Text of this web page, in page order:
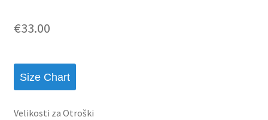
€33.00
Size Chart
Velikosti za Otroški